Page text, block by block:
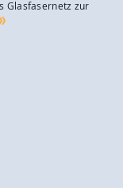
Glasfasernetz zur